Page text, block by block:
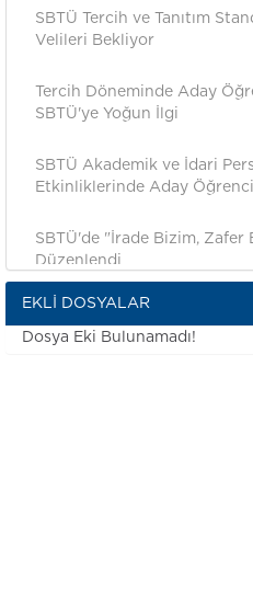
SBTÜ Tercih ve Tanıtım
Velileri Bekliyor
Tercih Döneminde Aday
SBTÜ'ye Yoğun İlgi
SBTÜ Akademik ve İdari
Etkinliklerinde Aday
SBTÜ'de "İrade Bizim, Zafer
Düzenlendi
SBTÜ İlk Lisans ve Ön
Törenle Uğurladı
EKLI DOSYALAR
Dosya Eki Bulunamadı!